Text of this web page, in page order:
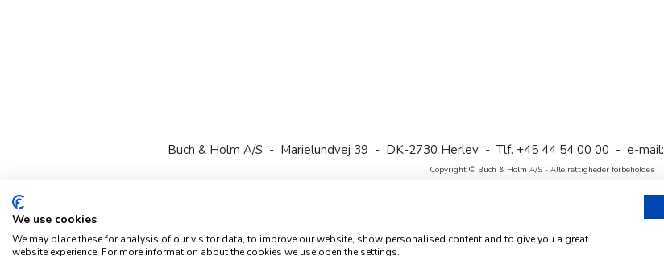
Buch & Holm A/S - Marielundvej 39 - DK-2730 Herlev - Tlf. +45 44 54 00 00 - e-mail:
Copyright © Buch & Holm A/S - Alle rettigheder forbeholdes
We use cookies
We may place these for analysis of our visitor data, to improve our website, show personalised content and to give you a great
website experience. For more information about the cookies we use open the settings.